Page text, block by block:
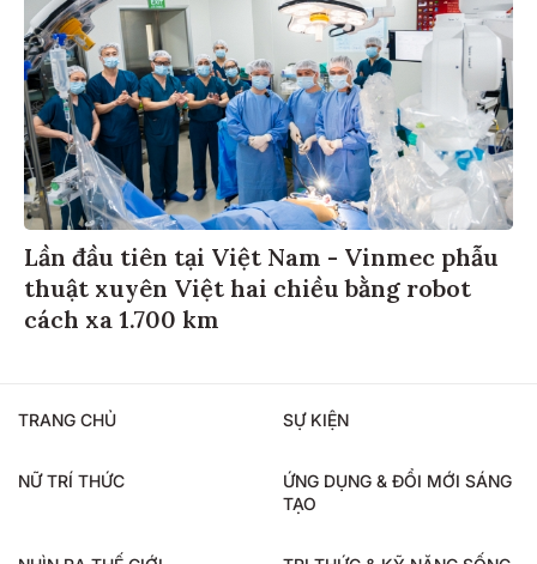
Lần đầu tiên tại Việt Nam - Vinmec phẫu
thuật xuyên Việt hai chiều bằng robot
cách xa 1.700 km
TRANG CHỦ SỰ KIỆN
NỮ TRÍ THỨC
ỨNG DỤNG & ĐỔI MỚI SÁNG
TẠO